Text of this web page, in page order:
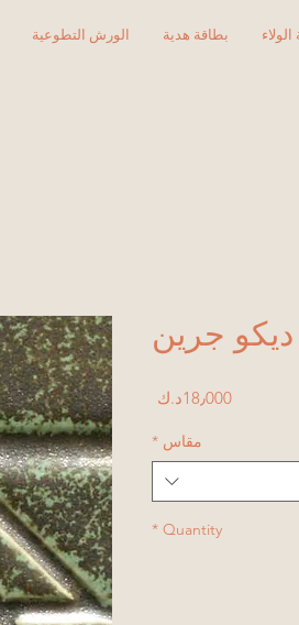
الورش التطوعية بطاقة هدية
18٫000د.ك
مقاس *
Quantity
*